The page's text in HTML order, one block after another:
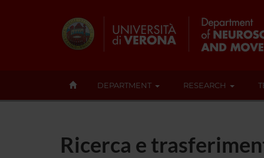
DEPARTMENT RESEARCH
Ricerca e